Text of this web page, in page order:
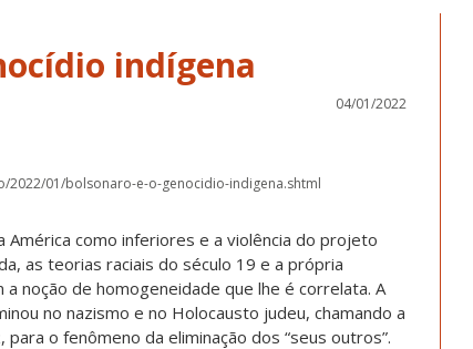
indígena
04/01/2022
2022/01/bolsonaro-e-o-genocidio-indigena.shtml
América como inferiores e a violência do projeto
as teorias raciais do século 19 e a própria
noção de homogeneidade que lhe é correlata. A
no nazismo e no Holocausto judeu, chamando a
o fenômeno da eliminação dos “seus outros”.